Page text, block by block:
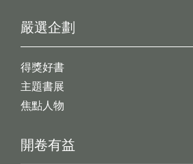
開卷有益
嚴選企劃
得獎好書
主題書展
焦點人物